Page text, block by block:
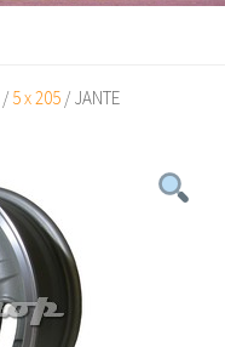
/ 5 x 205 / JANTE